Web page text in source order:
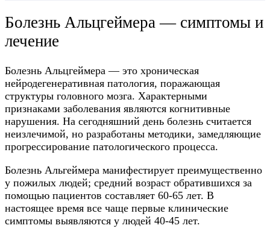
Болезнь Альцгеймера — симптомы и
лечение
Болезнь Альцгеймера — это хроническая
нейродегенеративная патология, поражающая
структуры головного мозга. Характерными
признаками заболевания являются когнитивные
нарушения. На сегодняшний день болезнь считается
неизлечимой, но разработаны методики, замедляющие
прогрессирование патологического процесса.
Болезнь Альгеймера манифестирует преимущественно
у пожилых людей; средний возраст обратившихся за
помощью пациентов составляет 60-65 лет. В
настоящее время все чаще первые клинические
симптомы выявляются у людей 40-45 лет.